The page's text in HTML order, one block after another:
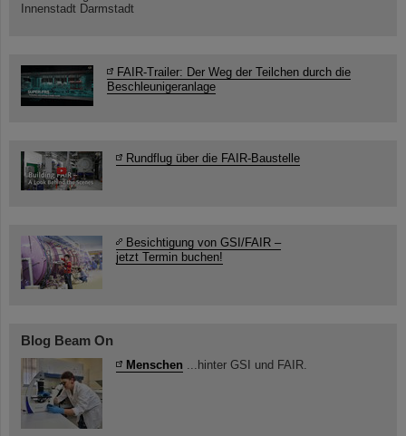
Innenstadt Darmstadt
FAIR-Trailer: Der Weg der Teilchen durch die
Beschleunigeranlage
Rundflug über die FAIR-Baustelle
Besichtigung von GSI/FAIR –
jetzt Termin buchen!
Blog Beam On
Menschen ...hinter GSI und FAIR.